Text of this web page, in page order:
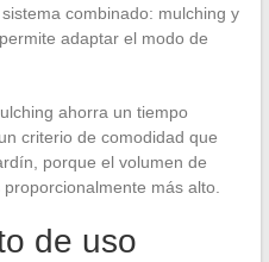
combinado: mulching y
adaptar el modo de
ahorra un tiempo
criterio de comodidad que
porque el volumen de
más alto.
de uso